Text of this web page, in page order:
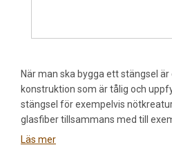
När man ska bygga ett stängsel
konstruktion som är tålig och
stängsel för exempelvis
glasfiber tillsammans med till
aluminiumtråd är ett bra val,
Läs mer